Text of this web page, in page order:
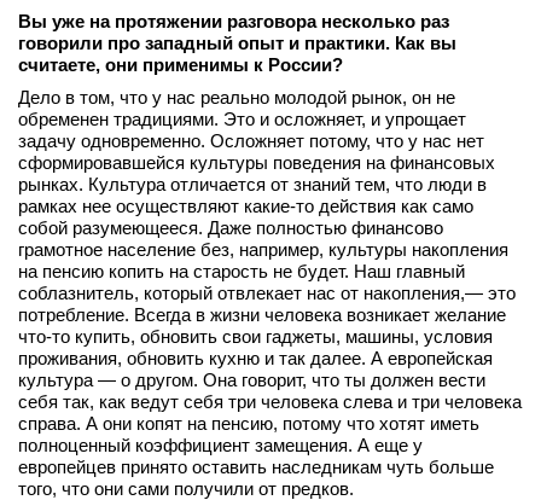
Вы уже на протяжении разговора несколько раз
говорили про западный опыт и практики. Как вы
считаете, они применимы к России?
Дело в том, что у нас реально молодой рынок, он не
обременен традициями. Это и осложняет, и упрощает
задачу одновременно. Осложняет потому, что у нас нет
сформировавшейся культуры поведения на финансовых
рынках. Культура отличается от знаний тем, что люди в
рамках нее осуществляют какие‑то действия как само
собой разумеющееся. Даже полностью финансово
грамотное население без, например, культуры накопления
на пенсию копить на старость не будет. Наш главный
соблазнитель, который отвлекает нас от накопления,— это
потребление. Всегда в жизни человека возникает желание
что‑то купить, обновить свои гаджеты, машины, условия
проживания, обновить кухню и так далее. А европейская
культура — о другом. Она говорит, что ты должен вести
себя так, как ведут себя три человека слева и три человека
справа. А они копят на пенсию, потому что хотят иметь
полноценный коэффициент замещения. А еще у
европейцев принято оставить наследникам чуть больше
того, что они сами получили от предков.